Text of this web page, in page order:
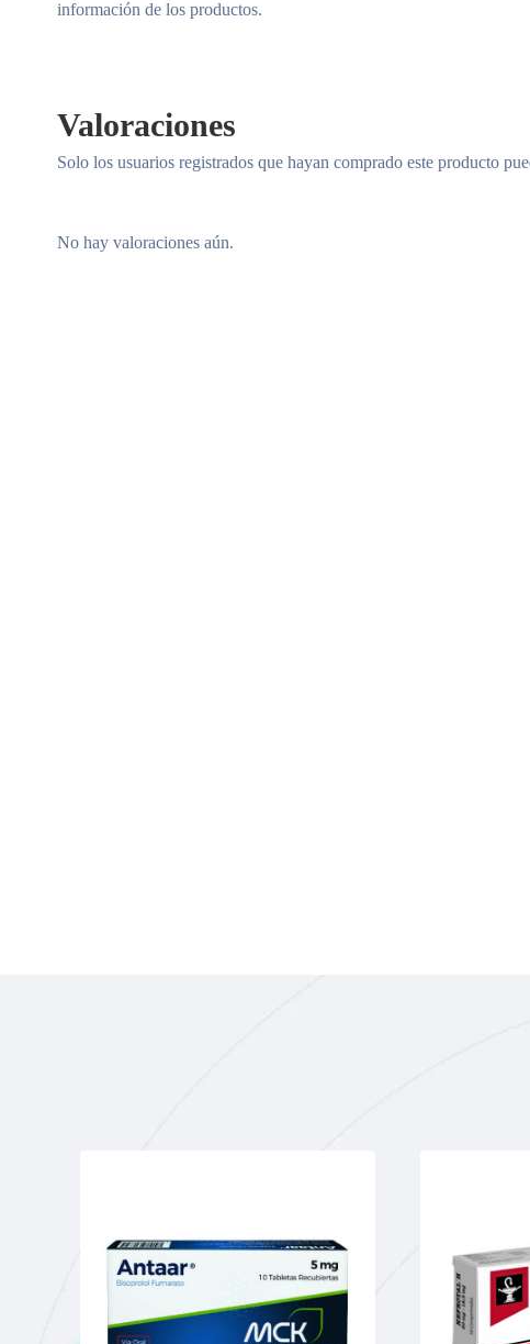
información de los productos.
Valoraciones
No hay valoraciones aún.
Solo los usuarios registrados que hayan comprado este producto